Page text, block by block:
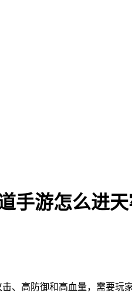
手游怎么进天
、高防御和高血量，需要玩